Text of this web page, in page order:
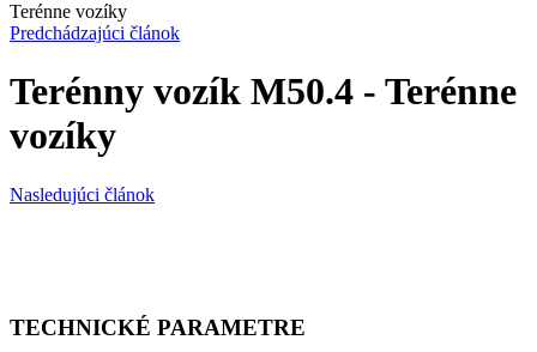
Terénne vozíky
Predchádzajúci článok
Terénny vozík M50.4 - Terénne
vozíky
Nasledujúci článok
TECHNICKÉ PARAMETRE